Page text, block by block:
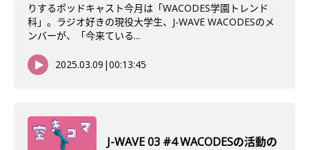
りするポッドキャスト今月は「WACODES学園トレンド
科」。ラジオ好きの現役大学生、J-WAVE WACODESのメ
ンバーが、「今来ている...
2025.03.09 |00:13:45
J-WAVE 03 #4 WACODESの活動の